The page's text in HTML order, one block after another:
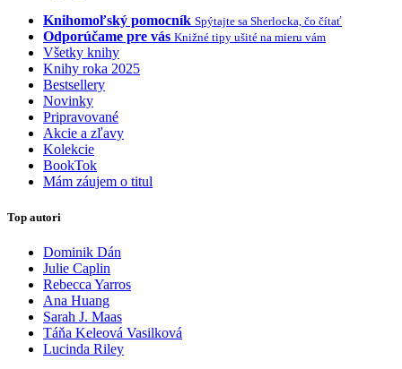
Knihomoľský pomocník Spýtajte sa Sherlocka, čo čítať
Odporúčame pre vás Knižné tipy ušité na mieru vám
Všetky knihy
Knihy roka 2025
Bestsellery
Novinky
Pripravované
Akcie a zľavy
Kolekcie
BookTok
Mám záujem o titul
Top autori
Dominik Dán
Julie Caplin
Rebecca Yarros
Ana Huang
Sarah J. Maas
Táňa Keleová Vasilková
Lucinda Riley